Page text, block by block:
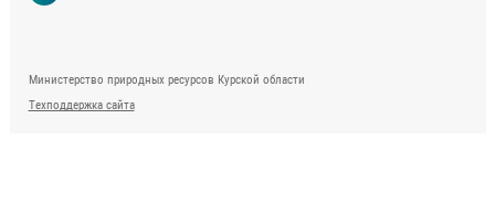
Министерство природных ресурсов Курской области
Техподдержка сайта